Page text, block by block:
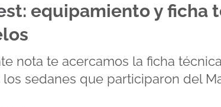
equipamiento y ficha
nota te acercamos la ficha
sedanes que participaron del